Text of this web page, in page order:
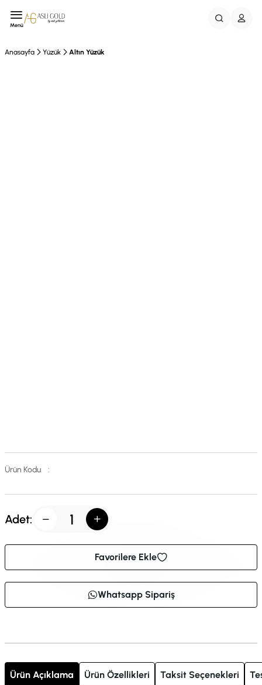
Menü
Anasayfa Yüzük Altın Yüzük
Ürün Kodu :
Adet:
Favorilere Ekle
Whatsapp Sipariş
Ürün Açıklama Ürün Özellikleri Taksit Seçenekleri